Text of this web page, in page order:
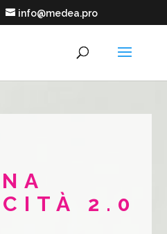
info@medea.pro
2.0